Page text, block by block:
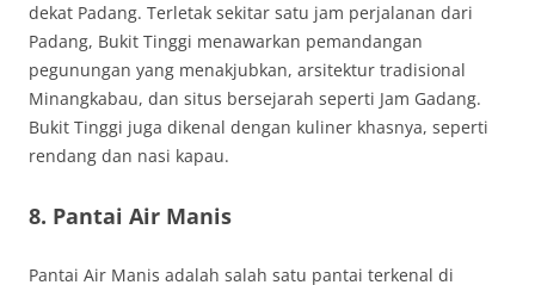
dekat Padang. Terletak sekitar satu jam perjalanan dari
Padang, Bukit Tinggi menawarkan pemandangan
pegunungan yang menakjubkan, arsitektur tradisional
Minangkabau, dan situs bersejarah seperti Jam Gadang.
Bukit Tinggi juga dikenal dengan kuliner khasnya, seperti
rendang dan nasi kapau.
8. Pantai Air Manis
Pantai Air Manis adalah salah satu pantai terkenal di